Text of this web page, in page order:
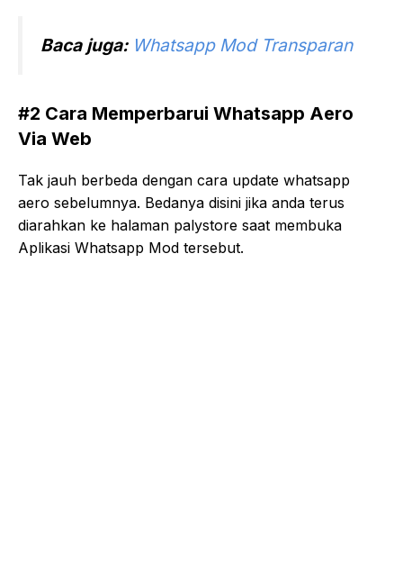
Baca juga: Whatsapp Mod Transparan
#2 Cara Memperbarui Whatsapp Aero
Via Web
Tak jauh berbeda dengan cara update whatsapp
aero sebelumnya. Bedanya disini jika anda terus
diarahkan ke halaman palystore saat membuka
Aplikasi Whatsapp Mod tersebut.